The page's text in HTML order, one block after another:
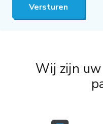
Versturen
Wij zijn uw